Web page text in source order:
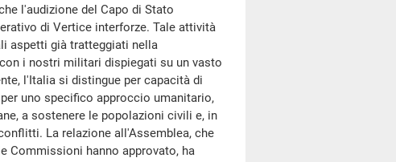
l'audizione del Capo di Stato
di Vertice interforze. Tale attività
aspetti già tratteggiati nella
i nostri militari dispiegati su un vasto
l'Italia si distingue per capacità di
uno specifico approccio umanitario,
a sostenere le popolazioni civili e, in
La relazione all'Assemblea, che
Commissioni hanno approvato, ha